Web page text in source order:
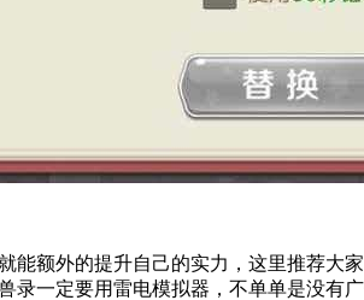
能额外的提升自己的实力，这里推荐
一定要用雷电模拟器，不单单是没有